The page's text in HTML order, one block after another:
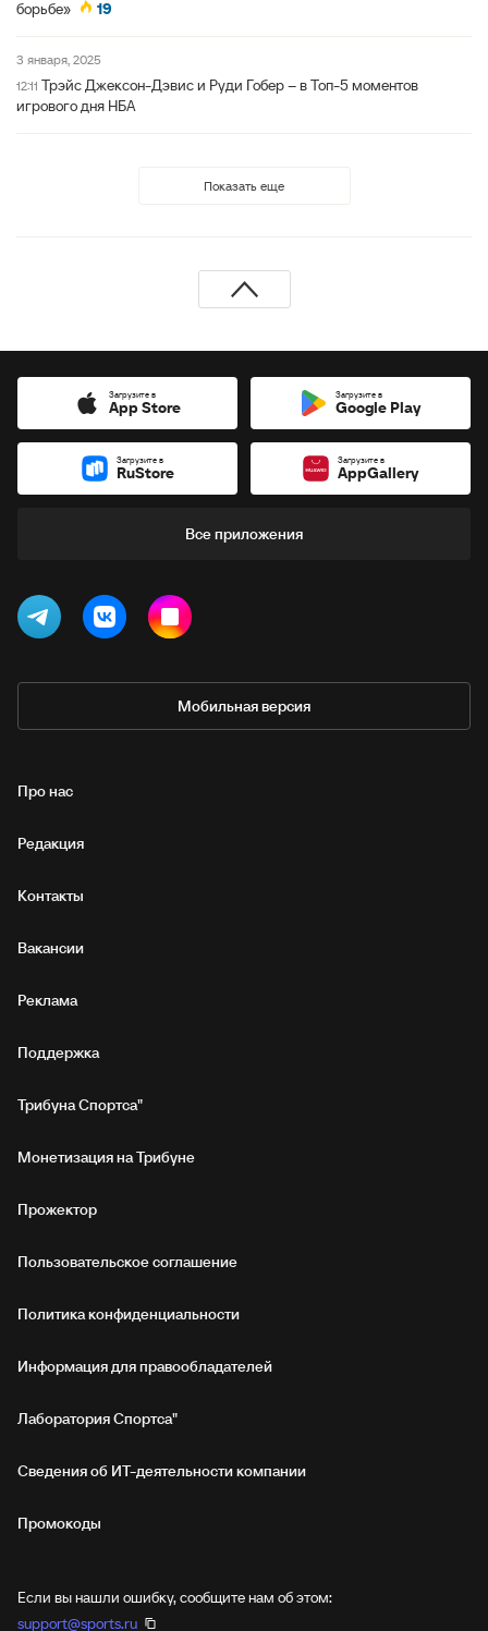
борьбе»
19
3 января, 2025
12:11 Трэйс Джексон-Дэвис и Руди Гобер – в Топ-5 моментов
игрового дня НБА
Показать еще
Загрузите в
App Store
Загрузите в
Google Play
Загрузите в
RuStore
Загрузите в
AppGallery
Все приложения
Мобильная версия
Про нас
Редакция
Контакты
Вакансии
Реклама
Поддержка
Трибуна Спортса"
Монетизация на Трибуне
Прожектор
Пользовательское соглашение
Политика конфиденциальности
Информация для правообладателей
Лаборатория Спортса"
Сведения об ИТ‑деятельности компании
Промокоды
Если вы нашли ошибку, сообщите нам об этом:
support@sports.ru